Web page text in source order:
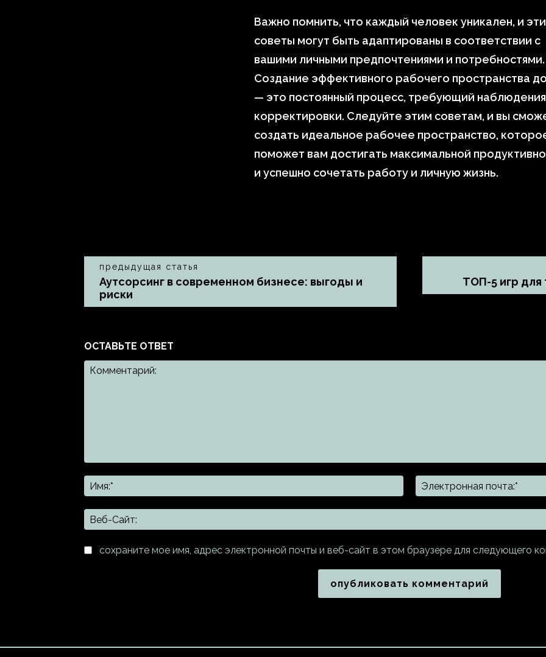
Важно помнить, что каждый человек уникален, и эти
советы могут быть адаптированы в соответствии с
вашими личными предпочтениями и потребностями.
Создание эффективного рабочего пространства
— это постоянный процесс, требующий
корректировки. Следуйте этим советам, и вы
создать идеальное рабочее пространство,
поможет вам достигать максимальной
и успешно сочетать работу и личную жизнь.
предыдущая статья
Аутсорсинг в современном бизнесе: выгоды и
риски
ТОП-5 игр для
ОСТАВЬТЕ ОТВЕТ
Имя:*
сохраните мое имя, адрес электронной почты и веб-сайт в этом браузере для следующего